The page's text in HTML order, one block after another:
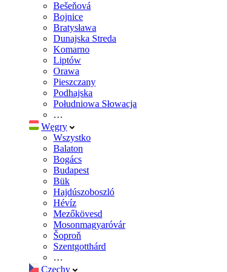
Bešeňová
Bojnice
Bratysława
Dunajska Streda
Komarno
Liptów
Orawa
Pieszczany
Podhajska
Południowa Słowacja
…
Węgry
Wszystko
Balaton
Bogács
Budapest
Bük
Hajdúszoboszló
Hévíz
Mezőkövesd
Mosonmagyaróvár
Šoproň
Szentgotthárd
…
Czechy